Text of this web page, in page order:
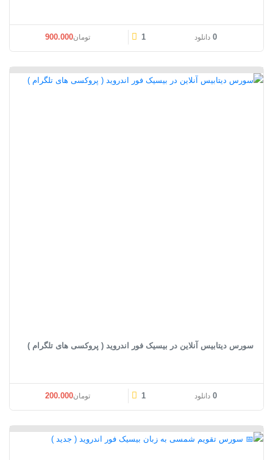
0 دانلود 1 قیمت اصلی: تومان1.200.000 بود.
تومان900.000قیمت فعلی:
سورس دیتابیس آنلاین در بیسیک فور اندروید ( پروکسی های تلگرام )
0 دانلود 1 تومان200.000